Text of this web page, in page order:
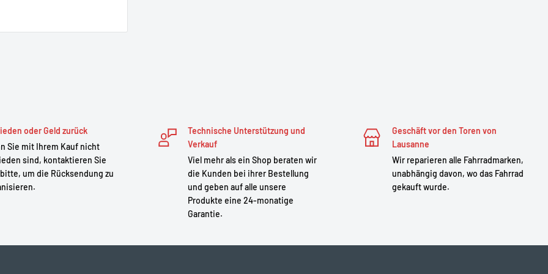
oder Geld zurück
Sie mit Ihrem Kauf nicht
sind, kontaktieren Sie
um die Rücksendung zu
Technische Unterstützung und
Verkauf
Viel mehr als ein Shop beraten wir
die Kunden bei ihrer Bestellung
und geben auf alle unsere
Produkte eine 24-monatige
Garantie.
Geschäft vor den Toren von
Lausanne
Wir reparieren alle Fahrradmarken,
unabhängig davon, wo das Fahrrad
gekauft wurde.